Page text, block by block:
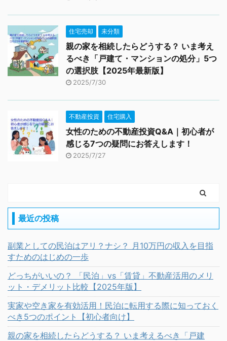
住宅売却 未分類
親の家を相続したらどうする？ いま考え
るべき「戸建て・マンションの処分」5つ
の選択肢【2025年最新版】
2025/7/30
不動産投資 住宅購入
女性のための不動産投資Q&A｜初心者が
感じる7つの疑問にお答えします！
2025/7/27
最近の投稿
副業としての民泊はアリ？ナシ？ 月10万円の収入を目指
すためのはじめの一歩
どっちがいいの？ 「民泊」vs「賃貸」不動産活用のメリ
ット・デメリット比較【2025年版】
実家や空き家を有効活用！民泊に転用する際に知っておく
べき5つのポイント【初心者向け】
親の家を相続したらどうする？ いま考えるべき「戸建